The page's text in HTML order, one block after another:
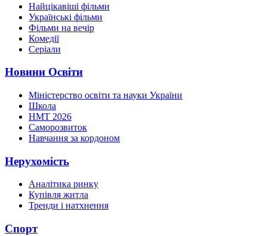
Найцікавіші фільми
Українські фільми
Фільми на вечір
Комедії
Серіали
Новини Освіти
Міністерство освіти та науки України
Школа
НМТ 2026
Саморозвиток
Навчання за кордоном
Нерухомість
Аналітика ринку
Купівля житла
Тренди і натхнення
Спорт